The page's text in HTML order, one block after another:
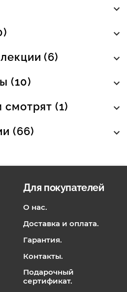
(6)
(10)
(1)
(66)
Для покупателей
О нас.
Доставка и оплата.
Гарантия.
Контакты.
Подарочный
сертификат.